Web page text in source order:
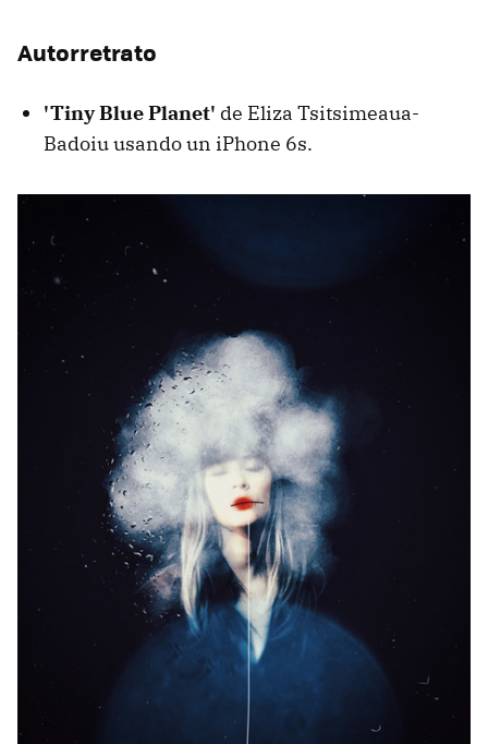
Autorretrato
'Tiny Blue Planet' de Eliza Tsitsimeaua-
Badoiu usando un iPhone 6s.